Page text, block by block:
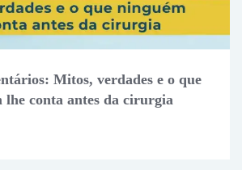
Mitos, verdades e o que
lhe conta antes da cirurgia